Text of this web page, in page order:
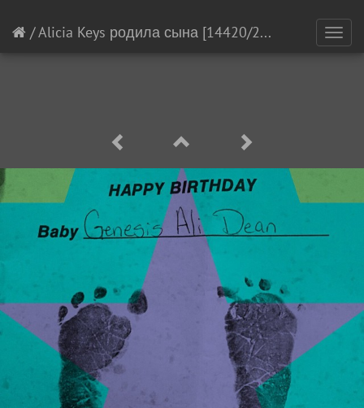
/Alicia Keys родила сына [14420/21145]